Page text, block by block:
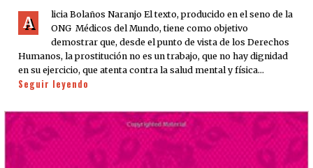
A
licia Bolaños Naranjo El texto, producido en el seno de la
ONG Médicos del Mundo, tiene como objetivo
demostrar que, desde el punto de vista de los Derechos
Humanos, la prostitución no es un trabajo, que no hay dignidad
en su ejercicio, que atenta contra la salud mental y física…
Seguir leyendo